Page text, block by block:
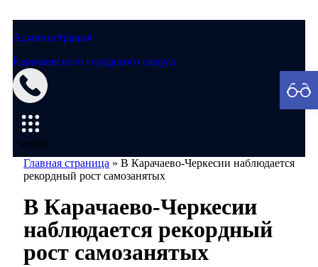
Администрация
Карачаевского городского округа
меню
Главная страница » В Карачаево-Черкесии наблюдается
рекордный рост самозанятых
В Карачаево-Черкесии
наблюдается рекордный
рост самозанятых
Мэрия